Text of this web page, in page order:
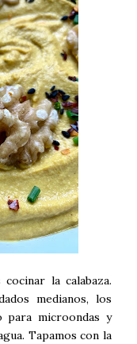
la calabaza.
medianos, los
microondas y
Tapamos con la